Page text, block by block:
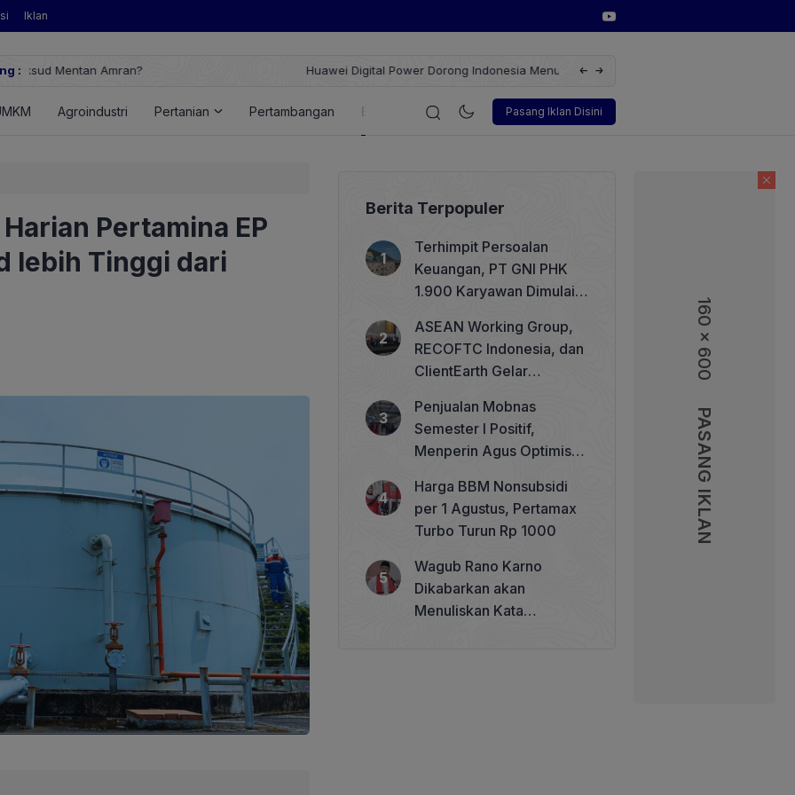
160 x 600
PASANG IKLAN
Iklan
:
Huawei Digital Power Dorong Indonesia Menuju Revolusi Energi Terbarukan dengan Solusi
Wakil Direktur Utama PT Pelindo,
Pasang Iklan Disini
Agroindustri Pertanian Pertambangan Energi Korporasi Teknologi Otomotif
Pertamina EP
lebih Tinggi dari
Berita Terpopuler
Terhimpit Persoalan
Keuangan, PT GNI PHK
1.900 Karyawan Dimulai 5
ASEAN Working Group,
RECOFTC Indonesia, dan
ClientEarth Gelar
Memperkuat Tata Kelola
Perhutanan Sosial
Penjualan Mobnas
Semester I Positif,
Menperin Agus Optimistis
Harga BBM Nonsubsidi
per 1 Agustus, Pertamax
Turbo Turun Rp 1000
Wagub Rano Karno
Dikabarkan akan
Menuliskan Kata